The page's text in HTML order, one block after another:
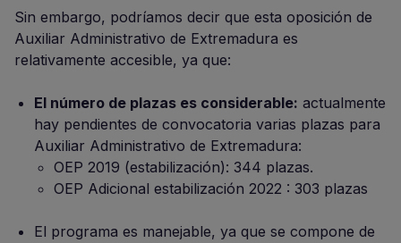
Sin embargo, podríamos decir que esta oposición de
Auxiliar Administrativo de Extremadura es
relativamente accesible, ya que:
El número de plazas es considerable: actualmente
hay pendientes de convocatoria varias plazas para
Auxiliar Administrativo de Extremadura:
OEP 2019 (estabilización): 344 plazas.
OEP Adicional estabilización 2022 : 303 plazas
El programa es manejable, ya que se compone de